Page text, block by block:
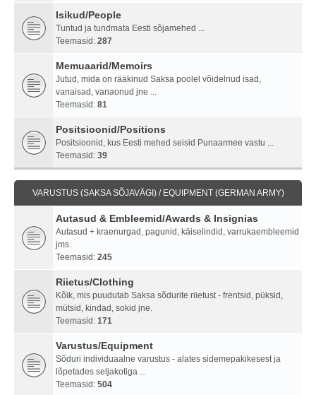
Isikud/People
Tuntud ja tundmata Eesti sõjamehed ...
Teemasid: 287
Memuaarid/Memoirs
Jutud, mida on rääkinud Saksa poolel võidelnud isad,
vanaisad, vanaonud jne ...
Teemasid: 81
Positsioonid/Positions
Positsioonid, kus Eesti mehed seisid Punaarmee vastu ...
Teemasid: 39
VARUSTUS (SAKSA SÕJAVÄGI) / EQUIPMENT (GERMAN ARMY)
Autasud & Embleemid/Awards & Insignias
Autasud + kraenurgad, pagunid, käiselindid, varrukaembleemid
jms.
Teemasid: 245
Riietus/Clothing
Kõik, mis puudutab Saksa sõdurite riietust - frentsid, püksid,
mütsid, kindad, sokid jne.
Teemasid: 171
Varustus/Equipment
Sõduri individuaalne varustus - alates sidemepakikesest ja
lõpetades seljakotiga ...
Teemasid: 504